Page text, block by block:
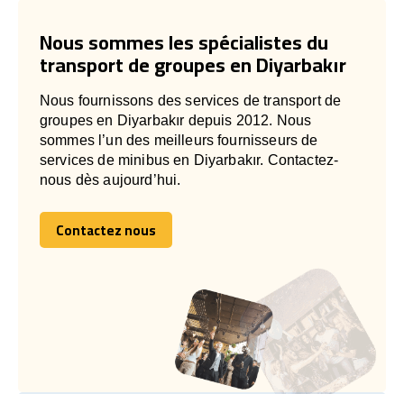
Nous sommes les spécialistes du
transport de groupes en Diyarbakır
Nous fournissons des services de transport de
groupes en Diyarbakır depuis 2012. Nous
sommes l’un des meilleurs fournisseurs de
services de minibus en Diyarbakır. Contactez-
nous dès aujourd’hui.
Contactez nous
Contactez nous